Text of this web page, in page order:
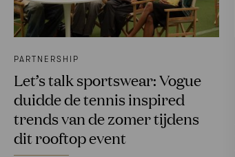
PARTNERSHIP
Let’s talk sportswear: Vogue
duidde de tennis inspired
trends van de zomer tijdens
dit rooftop event